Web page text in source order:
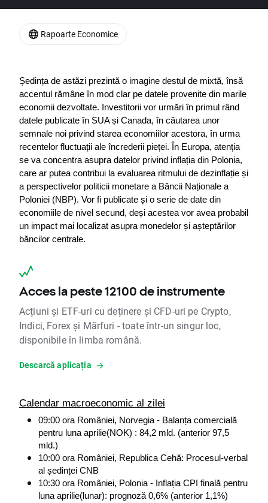
Ședința de astăzi prezintă o imagine destul de mixtă, însă
accentul rămâne în mod clar pe datele provenite din marile
economii dezvoltate. Investitorii vor urmări în primul rând
datele publicate în SUA și Canada, în căutarea unor
semnale noi privind starea economiilor acestora, în urma
recentelor fluctuații ale încrederii pieței. În Europa, atenția
se va concentra asupra datelor privind inflația din Polonia,
care ar putea contribui la evaluarea ritmului de dezinflație și
a perspectivelor politicii monetare a Băncii Naționale a
Poloniei (NBP). Vor fi publicate și o serie de date din
economiile de nivel secund, deși acestea vor avea probabil
un impact mai localizat asupra monedelor și așteptărilor
băncilor centrale.
Acces la peste 12100 de instrumente
Acțiuni și ETF-uri cu deținere și CFD-uri pe Crypto,
Indici, Forex și Mărfuri - toate într-un singur loc,
disponibile în limba română.
Descarcă aplicația
Calendar macroeconomic al zilei
09:00 ora României, Norvegia - Balanța comercială
pentru luna aprilie(NOK) : 84,2 mld. (anterior 97,5
mld.)
10:00 ora României, Republica Cehă: Procesul-verbal
al ședinței CNB
10:30 ora României, Polonia - Inflația CPI finală pentru
luna aprilie(lunar): prognoză 0,6% (anterior 1,1%)
Rapoarte Economice